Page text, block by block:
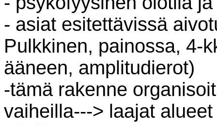
- asiat esitettävissä
Pulkkinen, painossa, 4-
ääneen, amplitudierot)
-tämä rakenne
vaiheilla---> laajat